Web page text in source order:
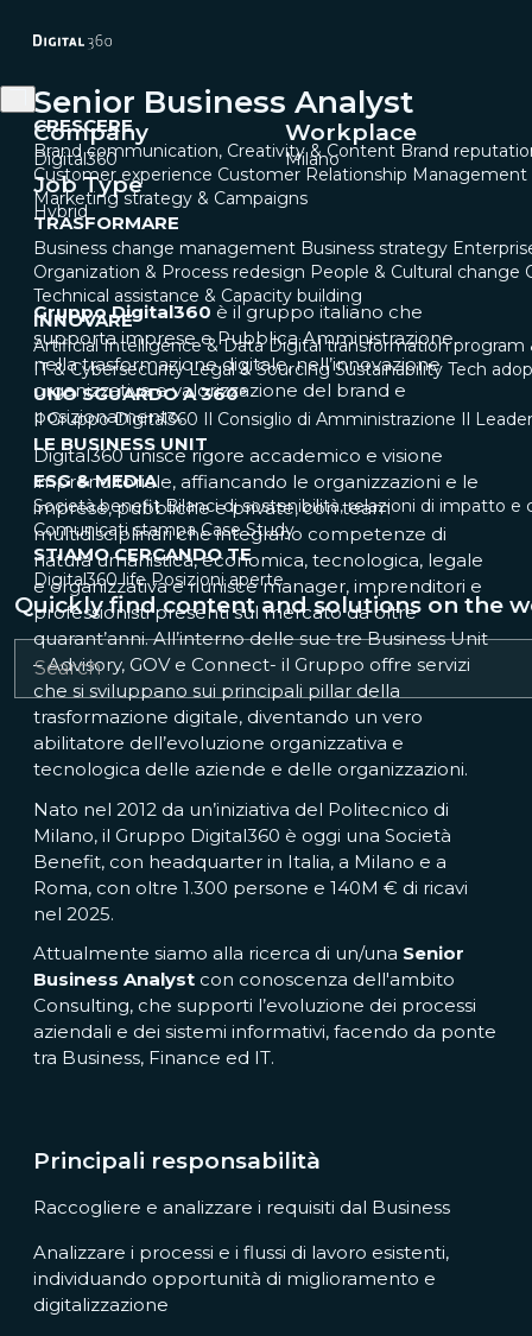
CRESCERE
Brand communication, Creativity & Content Brand
Customer experience Customer Relationship Management
Marketing strategy & Campaigns
TRASFORMARE
Business change management Business strategy
Organization & Process redesign People & Cultural change
Technical assistance & Capacity building
INNOVARE
Artificial Intelligence & Data Digital transformation program
IT & Cybersecurity Legal & Sourcing Sustainability Tech
UNO SGUARDO A 360°
Il Gruppo Digital360 Il Consiglio di Amministrazione Il
LE BUSINESS UNIT
ESG & MEDIA
Società benefit Bilanci di sostenibilità, relazioni di impatto e
Comunicati stampa Case Study
STIAMO CERCANDO TE
Digital360 life Posizioni aperte
Quickly find content and solutions on the
Senior Business Analyst
Company
Digital360
Workplace
Milano
Job Type
Hybrid
Gruppo Digital360 è il gruppo italiano che
supporta imprese e Pubblica Amministrazione
nella trasformazione digitale, nell’innovazione
organizzativa e valorizzazione del brand e
posizionamento.
Digital360 unisce rigore accademico e visione
imprenditoriale, affiancando le organizzazioni e le
imprese, pubbliche e private, con team
multidisciplinari che integrano competenze di
natura umanistica, economica, tecnologica, legale
e organizzativa e riunisce manager, imprenditori e
professionisti presenti sul mercato da oltre
quarant’anni. All’interno delle sue tre Business Unit
– Advisory, GOV e Connect- il Gruppo offre servizi
che si sviluppano sui principali pillar della
trasformazione digitale, diventando un vero
abilitatore dell’evoluzione organizzativa e
tecnologica delle aziende e delle organizzazioni.
Nato nel 2012 da un’iniziativa del Politecnico di
Milano, il Gruppo Digital360 è oggi una Società
Benefit, con headquarter in Italia, a Milano e a
Roma, con oltre 1.300 persone e 140M € di ricavi
nel 2025.
Attualmente siamo alla ricerca di un/una Senior
Business Analyst con conoscenza dell'ambito
Consulting, che supporti l’evoluzione dei processi
aziendali e dei sistemi informativi, facendo da ponte
tra Business, Finance ed IT.
Principali responsabilità
Raccogliere e analizzare i requisiti dal Business
Analizzare i processi e i flussi di lavoro esistenti,
individuando opportunità di miglioramento e
digitalizzazione